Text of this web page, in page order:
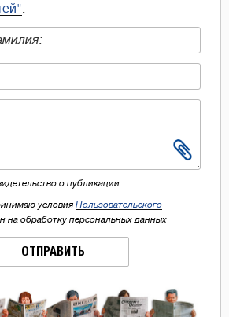
.
о публикации
условия Пользовательского
на обработку персональных данных
ОТПРАВИТЬ